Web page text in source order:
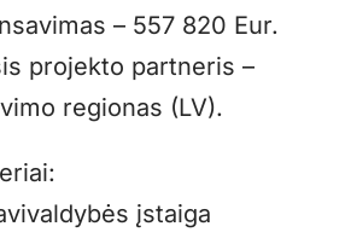
– 557 820 Eur.
projekto partneris –
regionas (LV).
įstaiga